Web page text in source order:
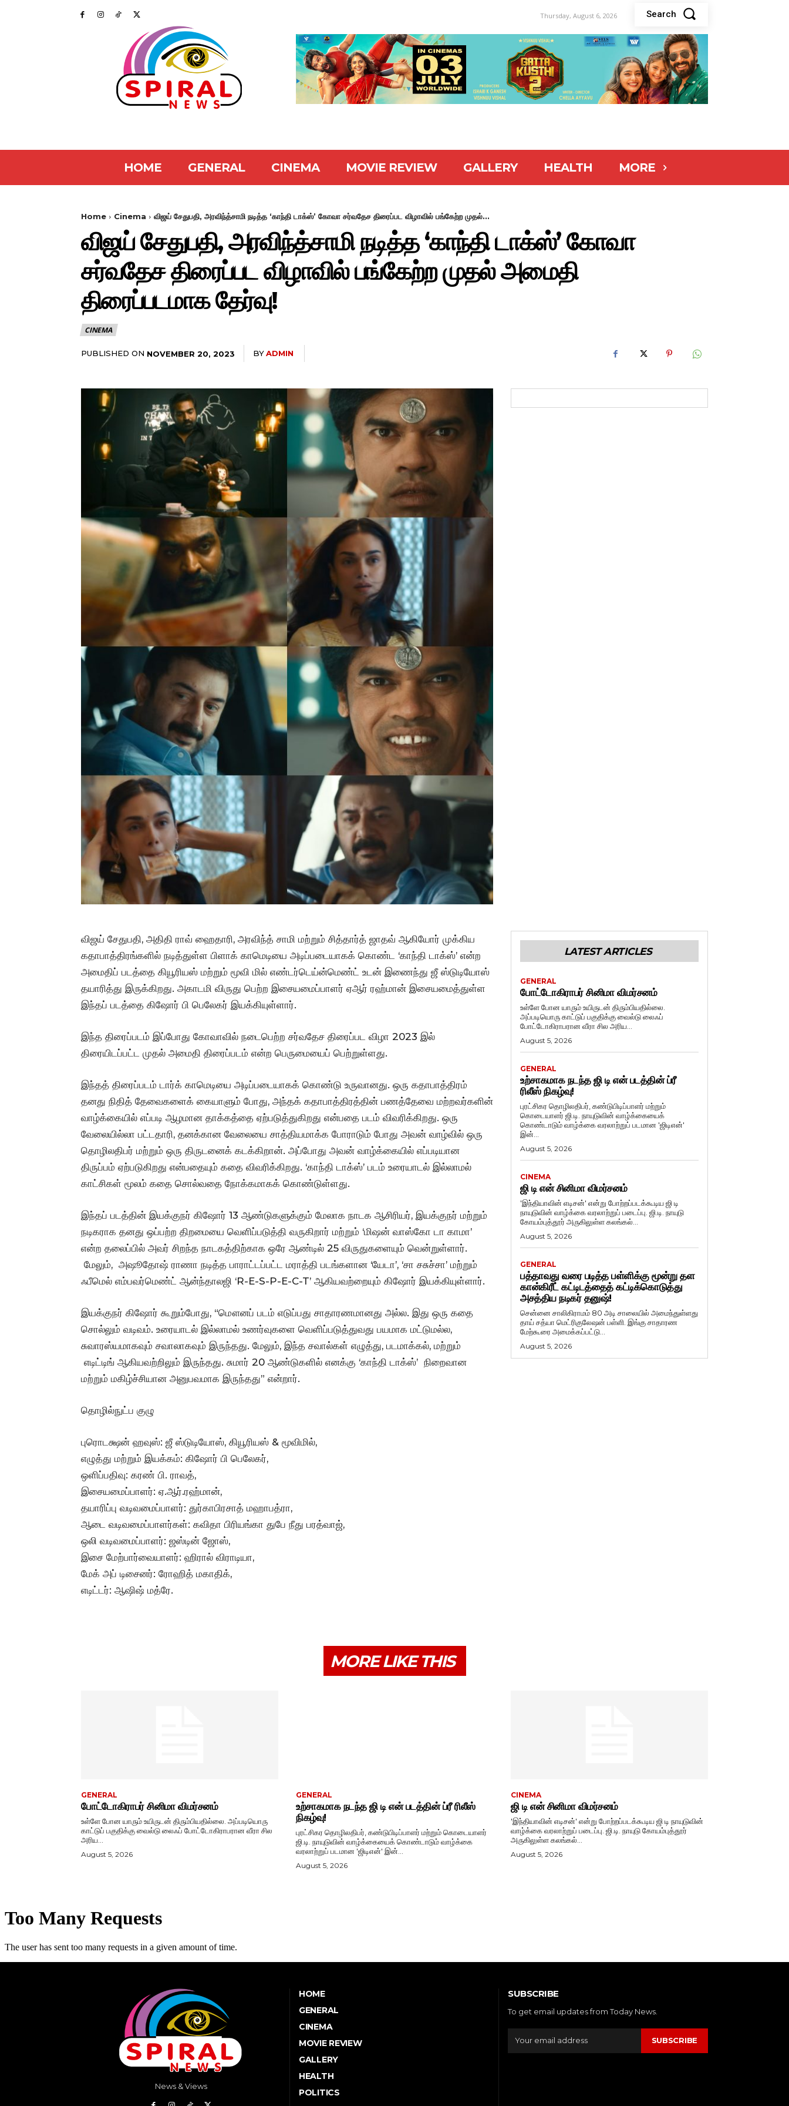
Thursday, August 6, 2026 Search
HOME GENERAL CINEMA MOVIE REVIEW GALLERY HEALTH MORE
Home Cinema விஜய் சேதுபதி, அரவிந்த்சாமி நடித்த ‘காந்தி டாக்ஸ்’ கோவா சர்வதேச திரைப்பட விழாவில் பங்கேற்ற முதல்...
விஜய் சேதுபதி, அரவிந்த்சாமி நடித்த ‘காந்தி டாக்ஸ்’ கோவா
சர்வதேச திரைப்பட விழாவில் பங்கேற்ற முதல் அமைதி
திரைப்படமாக தேர்வு!
CINEMA
PUBLISHED ON NOVEMBER 20, 2023 BYADMIN
விஜய் சேதுபதி, அதிதி ராவ் ஹைதாரி, அரவிந்த் சாமி மற்றும் சித்தார்த் ஜாதவ் ஆகியோர் முக்கிய
கதாபாத்திரங்களில் நடித்துள்ள பிளாக் காமெடியை அடிப்படையாகக் கொண்ட ‘காந்தி டாக்ஸ்’ என்ற
அமைதிப் படத்தை கியூரியஸ் மற்றும் மூவி மில் எண்டர்டெய்ன்மெண்ட் உடன் இணைந்து ஜீ ஸ்டுடியோஸ்
தயாரித்து இருக்கிறது. அகாடமி விருது பெற்ற இசையமைப்பாளர் ஏஆர் ரஹ்மான் இசையமைத்துள்ள
இந்தப் படத்தை கிஷோர் பி பெலேகர் இயக்கியுள்ளார்.
இந்த திரைப்படம் இப்போது கோவாவில் நடைபெற்ற சர்வதேச திரைப்பட விழா 2023 இல்
திரையிடப்பட்ட முதல் அமைதி திரைப்படம் என்ற பெருமையைப் பெற்றுள்ளது.
இந்தத் திரைப்படம் டார்க் காமெடியை அடிப்படையாகக் கொண்டு உருவானது. ஒரு கதாபாத்திரம்
தனது நிதித் தேவைகளைக் கையாளும் போது, அந்தக் கதாபாத்திரத்தின் பணத்தேவை மற்றவர்களின்
வாழ்க்கையில் எப்படி ஆழமான தாக்கத்தை ஏற்படுத்துகிறது என்பதை படம் விவரிக்கிறது. ஒரு
வேலையில்லா பட்டதாரி, தனக்கான வேலையை சாத்தியமாக்க போராடும் போது அவன் வாழ்வில் ஒரு
தொழிலதிபர் மற்றும் ஒரு திருடனைக் கடக்கிறான். அப்போது அவன் வாழ்க்கையில் எப்படியான
திருப்பம் ஏற்படுகிறது என்பதையும் கதை விவரிக்கிறது. ‘காந்தி டாக்ஸ்’ படம் உரையாடல் இல்லாமல்
காட்சிகள் மூலம் கதை சொல்வதை நோக்கமாகக் கொண்டுள்ளது.
இந்தப் படத்தின் இயக்குநர் கிஷோர் 13 ஆண்டுகளுக்கும் மேலாக நாடக ஆசிரியர், இயக்குநர் மற்றும்
நடிகராக தனது ஒப்பற்ற திறமையை வெளிப்படுத்தி வருகிறார் மற்றும் ‘மிஷன் வாஸ்கோ டா காமா’
என்ற தலைப்பில் அவர் சிறந்த நாடகத்திற்காக ஒரே ஆண்டில் 25 விருதுகளையும் வென்றுள்ளார்.
மேலும், அஷூதோஷ் ராணா நடித்த பாராட்டப்பட்ட மராத்தி படங்களான ‘யேடா’, ‘சா சசுச்சா’ மற்றும்
ஃபீமெல் எம்பவர்மெண்ட் ஆன்ந்தாலஜி ‘R-E-S-P-E-C-T’ ஆகியவற்றையும் கிஷோர் இயக்கியுள்ளார்.
இயக்குநர் கிஷோர் கூறும்போது, “மௌனப் படம் எடுப்பது சாதாரணமானது அல்ல. இது ஒரு கதை
சொல்லும் வடிவம். உரையாடல் இல்லாமல் உணர்வுகளை வெளிப்படுத்துவது பயமாக மட்டுமல்ல,
சுவாரஸ்யமாகவும் சவாலாகவும் இருந்தது. மேலும், இந்த சவால்கள் எழுத்து, படமாக்கல், மற்றும்
எடிட்டிங் ஆகியவற்றிலும் இருந்தது. சுமார் 20 ஆண்டுகளில் எனக்கு ‘காந்தி டாக்ஸ்’ நிறைவான
மற்றும் மகிழ்ச்சியான அனுபவமாக இருந்தது” என்றார்.
தொழில்நுட்ப குழு
புரொடக்ஷன் ஹவுஸ்: ஜீ ஸ்டுடியோஸ், கியூரியஸ் & மூவிமில்,
எழுத்து மற்றும் இயக்கம்: கிஷோர் பி பெலேகர்,
ஒளிப்பதிவு: கரண் பி. ராவத்,
இசையமைப்பாளர்: ஏ.ஆர்.ரஹ்மான்,
தயாரிப்பு வடிவமைப்பாளர்: துர்காபிரசாத் மஹாபத்ரா,
ஆடை வடிவமைப்பாளர்கள்: கவிதா பிரியங்கா துபே நீது பரத்வாஜ்,
ஒலி வடிவமைப்பாளர்: ஜஸ்டின் ஜோஸ்,
இசை மேற்பார்வையாளர்: ஹிரால் விராடியா,
மேக் அப் டிசைனர்: ரோஹித் மகாதிக்,
எடிட்டர்: ஆஷிஷ் மத்ரே.
LATEST ARTICLES
GENERAL
போட்டோகிராபர் சினிமா விமர்சனம்
உள்ளே போன யாரும் உயிருடன் திரும்பியதில்லை.
அப்படியொரு காட்டுப் பகுதிக்கு வைல்டு லைஃப்
போட்டோகிராபரான வீரா சில அரிய...
August 5, 2026
GENERAL
உற்சாகமாக நடந்த ஜி டி என் படத்தின் ப்ரீ
ரிலீஸ் நிகழ்வு!
புரட்சிகர தொழிலதிபர், கண்டுபிடிப்பாளர் மற்றும்
கொடையாளர் ஜி.டி. நாயுடுவின் வாழ்க்கையைக்
கொண்டாடும் வாழ்க்கை வரலாற்றுப் படமான 'ஜிடிஎன்'
இன்...
August 5, 2026
CINEMA
ஜி டி என் சினிமா விமர்சனம்
'இந்தியாவின் எடிசன்' என்று போற்றப்படக்கூடிய ஜி டி
நாயுடுவின் வாழ்க்கை வரலாற்றுப் படைப்பு. ஜி.டி. நாயுடு
கோயம்புத்தூர் அருகிலுள்ள கலங்கல்...
August 5, 2026
GENERAL
பத்தாவது வரை படித்த பள்ளிக்கு மூன்று தள
கான்கிரீட் கட்டிடத்தைத் கட்டிக்கொடுத்து
அசத்திய நடிகர் தனுஷ்!
சென்னை சாலிகிராமம் 80 அடி சாலையில் அமைந்துள்ளது
தாய் சத்யா மெட்ரிகுலேஷன் பள்ளி. இங்கு சாதாரண
மேற்கூரை அமைக்கப்பட்டு...
August 5, 2026
MORE LIKE THIS
GENERAL
போட்டோகிராபர் சினிமா விமர்சனம்
உள்ளே போன யாரும் உயிருடன் திரும்பியதில்லை. அப்படியொரு
காட்டுப் பகுதிக்கு வைல்டு லைஃப் போட்டோகிராபரான வீரா சில
அரிய...
August 5, 2026
GENERAL
உற்சாகமாக நடந்த ஜி டி என் படத்தின் ப்ரீ ரிலீஸ்
நிகழ்வு!
புரட்சிகர தொழிலதிபர், கண்டுபிடிப்பாளர் மற்றும் கொடையாளர்
ஜி.டி. நாயுடுவின் வாழ்க்கையைக் கொண்டாடும் வாழ்க்கை
வரலாற்றுப் படமான 'ஜிடிஎன்' இன்...
August 5, 2026
CINEMA
ஜி டி என் சினிமா விமர்சனம்
'இந்தியாவின் எடிசன்' என்று போற்றப்படக்கூடிய ஜி டி நாயுடுவின்
வாழ்க்கை வரலாற்றுப் படைப்பு. ஜி.டி. நாயுடு கோயம்புத்தூர்
அருகிலுள்ள கலங்கல்...
August 5, 2026
News & Views
HOME
GENERAL
CINEMA
MOVIE REVIEW
GALLERY
HEALTH
POLITICS
SUBSCRIBE
To get email updates from Today News.
SUBSCRIBE